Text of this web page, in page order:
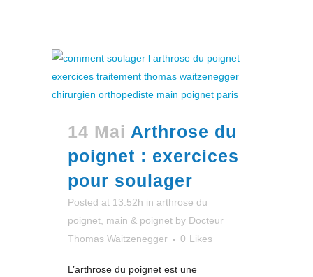
14 Mai Arthrose du
poignet : exercices
pour soulager
Posted at 13:52h in arthrose du
poignet main & poignet by Docteur
Thomas Waitzenegger
0 Likes
L’arthrose du poignet est une